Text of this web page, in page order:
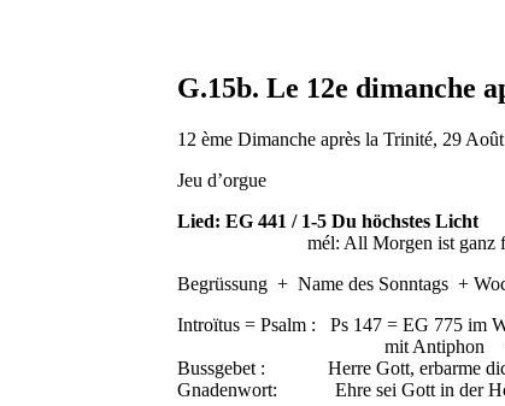
G.15b. Le 12e dimanche
12 ème Dimanche après la Trinité, 29
Jeu d’orgue
Lied: EG 441 / 1-5 Du höchstes Licht
mél: All Morgen ist ganz
Begrüssung + Name des Sonntags +
Introïtus = Psalm : Ps 147 = EG 775 im
mit Antiphon +
Bussgebet : Herre Gott, erbarme
Gnadenwort: Ehre sei Gott in der